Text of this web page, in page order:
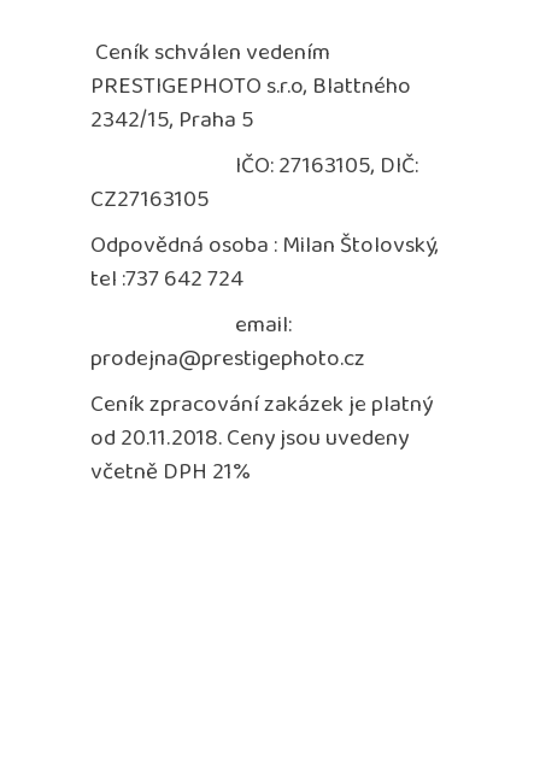
Ceník schválen vedením
PRESTIGEPHOTO s.r.o, Blattného
2342/15, Praha 5
IČO: 27163105, DIČ:
CZ27163105
Odpovědná osoba : Milan Štolovský,
tel :737 642 724
email:
prodejna@prestigephoto.cz
Ceník zpracování zakázek je platný
od 20.11.2018. Ceny jsou uvedeny
včetně DPH 21%